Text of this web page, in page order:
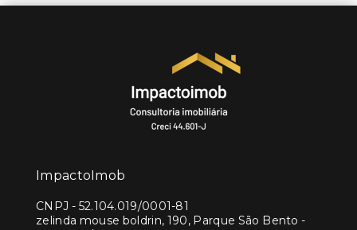
ImpactoImob
CNPJ - 52.104.019/0001-81
zelinda mouse boldrin, 190, Parque São Bento -